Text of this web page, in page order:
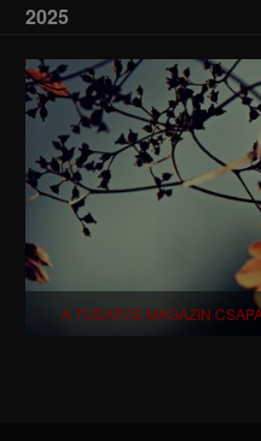
2025
A TUDATOS MAGAZIN